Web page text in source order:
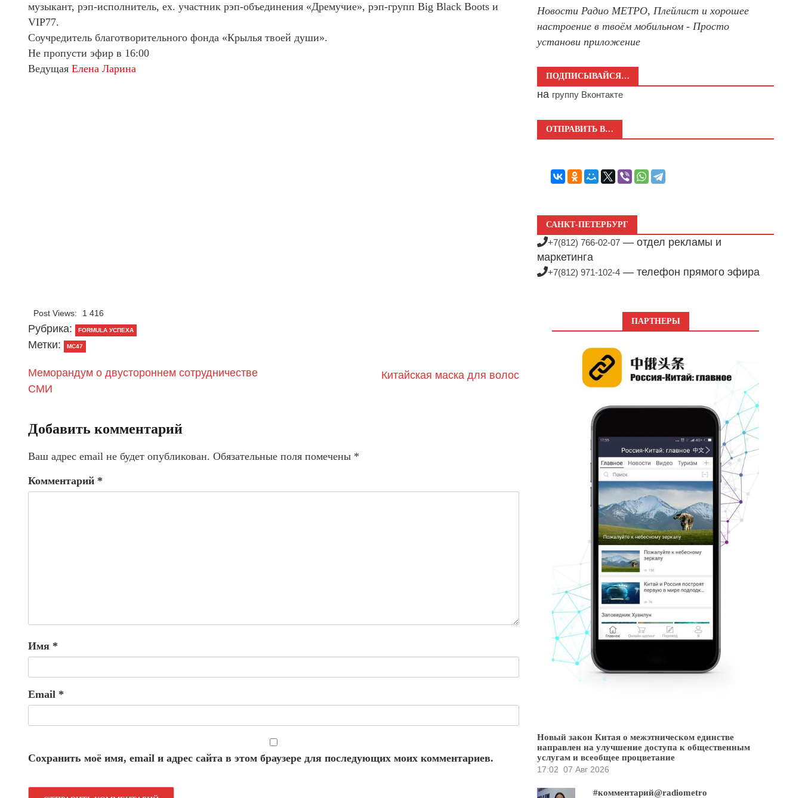
музыкант, рэп-исполнитель, ex. участник рэп-объединения «Дремучие», рэп-групп Big Black Boots и
VIP77.
Соучредитель благотворительного фонда «Крылья твоей души».
Не пропусти эфир в 16:00
Ведущая Елена Ларина
Post Views: 1 416
Рубрика: FORMULA УСПЕХА
Метки: MC47
Меморандум о двустороннем сотрудничестве
СМИ
Китайская маска для волос
Добавить комментарий
Ваш адрес email не будет опубликован. Обязательные поля помечены *
Комментарий *
Имя *
Email *
Сохранить моё имя, email и адрес сайта в этом браузере для последующих моих комментариев.
Новости Радио МЕТРО, Плейлист и хорошее
настроение в твоём мобильном - Просто
установи приложение
ПОДПИСЫВАЙСЯ…
на группу Вконтакте
ОТПРАВИТЬ В…
САНКТ-ПЕТЕРБУРГ
+7(812) 766-02-07 — отдел рекламы и
маркетинга
+7(812) 971-102-4 — телефон прямого эфира
ПАРТНЕРЫ
Новый закон Китая о межэтническом единстве
направлен на улучшение доступа к общественным
услугам и всеобщее процветание
17:02 07 Авг 2026
#комментарий@radiometro